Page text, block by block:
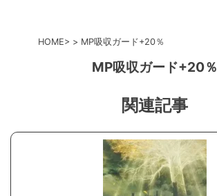
HOME MP吸収ガード+20％
MP吸収ガード+20％
関連記事